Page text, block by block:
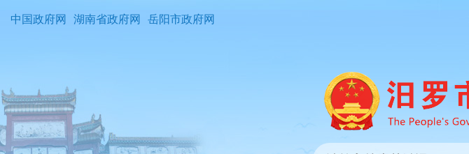
中国政府网 湖南省政府网 岳阳市政府网